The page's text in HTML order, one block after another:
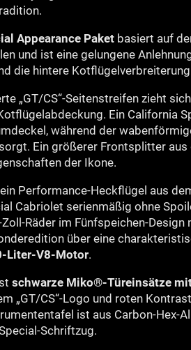
Appearance Paket basiert auf
und ist eine gelungene
die hintere
„GT/CS“-Seitenstreifen zieht
Ein California
während der
Ein größerer Frontsplitter aus
der Ikone.
Performance-Heckflügel aus
Cabriolet serienmäßig ohne
Räder im Fünfspeichen-
über eine
Liter-V8-Motor.
schwarze Miko®-Türeinsätze
„GT/CS“-Logo und roten
ist aus Carbon-
Schriftzug.